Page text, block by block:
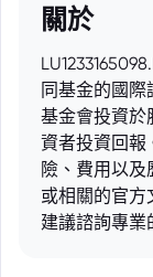
關於
同基金的國際
基金會投資於
資者投資回報
險、費用以
或相關的官方
建議諮詢專業